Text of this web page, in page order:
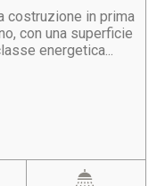
costruzione in prima
con una superficie
energetica...